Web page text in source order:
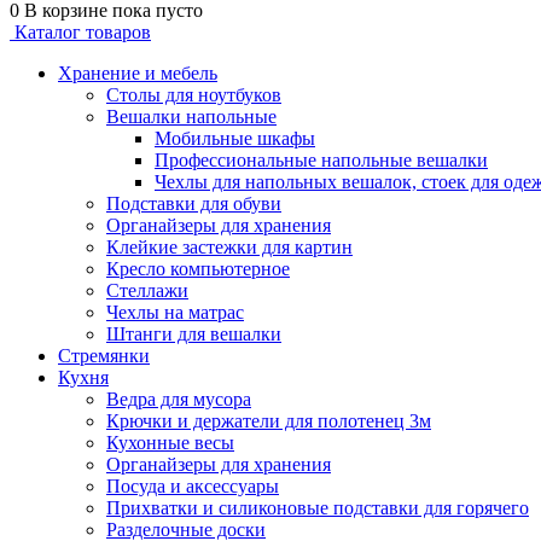
0 В корзине пока пусто
Каталог товаров
Хранение и мебель
Столы для ноутбуков
Вешалки напольные
Мобильные шкафы
Профессиональные напольные вешалки
Чехлы для напольных вешалок, стоек для
Подставки для обуви
Органайзеры для хранения
Клейкие застежки для картин
Кресло компьютерное
Стеллажи
Чехлы на матрас
Штанги для вешалки
Стремянки
Кухня
Ведра для мусора
Крючки и держатели для полотенец 3м
Кухонные весы
Органайзеры для хранения
Посуда и аксессуары
Прихватки и силиконовые подставки для горячего
Разделочные доски